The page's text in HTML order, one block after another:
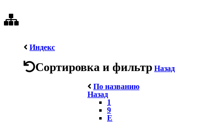
Индекс
Сортировка и фильтр Назад
По названию
Назад
1
9
E